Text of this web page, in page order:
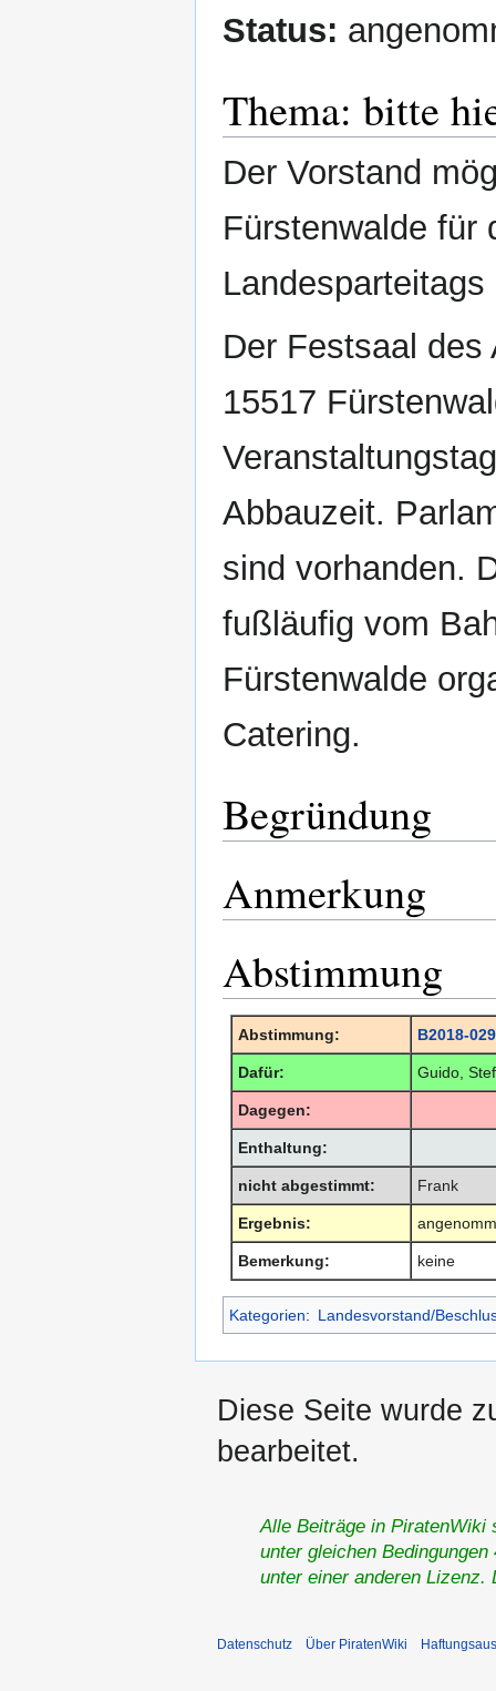
Status:
Thema: bitte
Der Vorstand
Fürstenwalde für
Der Festsaal
15517
Abbauzeit.
sind vorhanden.
fußläufig vom
Fürstenwalde
Catering.
Begründung
Anmerkung
Abstimmung
Abstimmung: B2018-029
Dafür: Guido,
Dagegen:
Enthaltung:
nicht abgestimmt: Frank
Ergebnis:
Bemerkung: keine
Kategorien: Landesvorstand/
Diese Seite wurde
bearbeitet.
Alle Beiträge in PiratenWiki
unter gleichen
unter einer anderen
Datenschutz Über PiratenWiki